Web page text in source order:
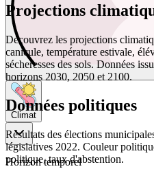
Climat
Horizon temporel
Projections
Découvrez les projections
canicule, température estivale,
sécheresses des sols. Données
horizons 2030, 2050 et 2100.
Données politiques
Résultats des élections
législatives 2022. Couleur
politique, taux d'abstention.